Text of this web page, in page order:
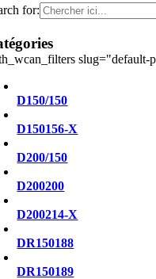
for:
slug="default-
D150/150
D150156-X
D200/150
D200200
D200214-X
DR150188
DR150189